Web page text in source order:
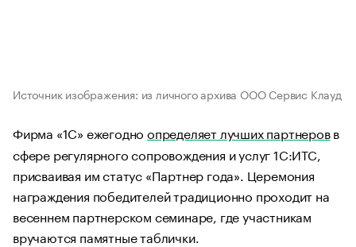
Источник изображения: из личного архива ООО Сервис Клауд
Фирма «1С» ежегодноопределяет лучших партнеровв
сфере регулярного сопровождения и услуг 1С:ИТС,
присваивая им статус «Партнер года». Церемония
награждения победителей традиционно проходит на
весеннем партнерском семинаре, где участникам
вручаются памятные таблички.